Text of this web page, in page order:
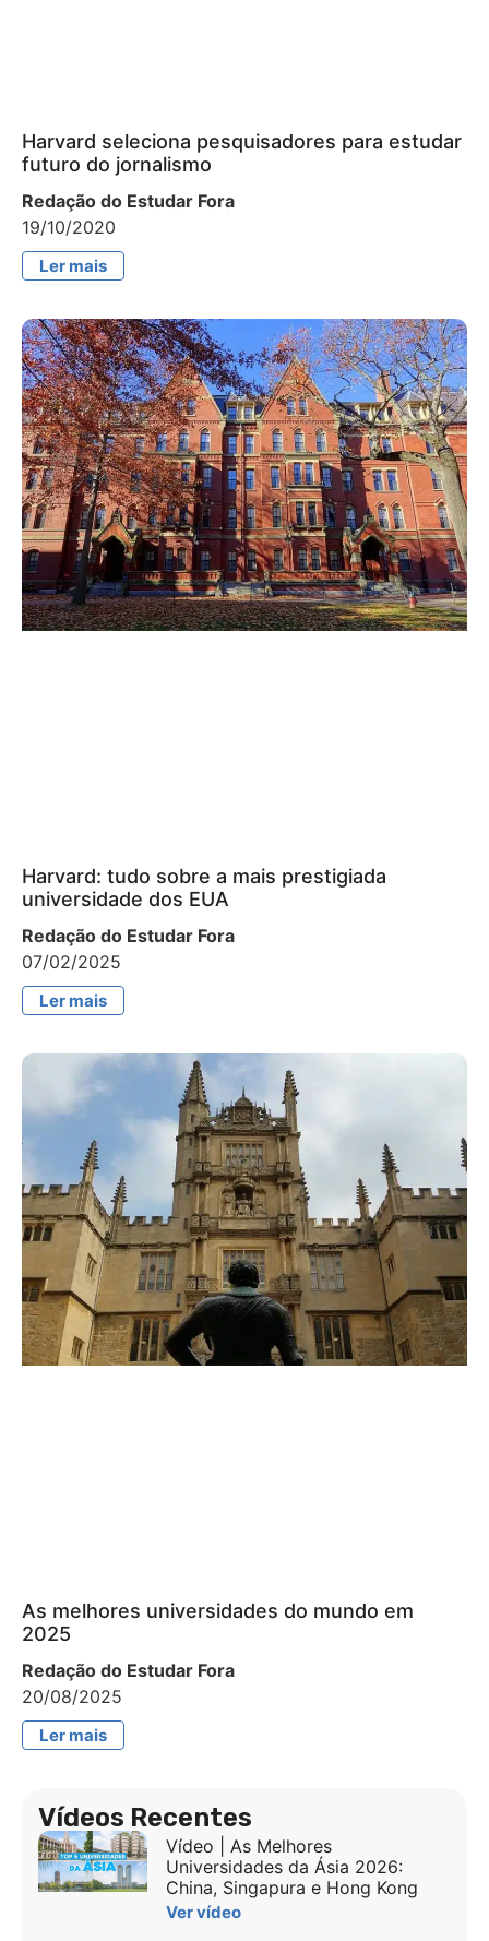
Harvard seleciona pesquisadores para estudar
futuro do jornalismo
Redação do Estudar Fora
19/10/2020
Ler mais
Harvard: tudo sobre a mais prestigiada
universidade dos EUA
Redação do Estudar Fora
07/02/2025
Ler mais
As melhores universidades do mundo em
2025
Redação do Estudar Fora
20/08/2025
Ler mais
Vídeos Recentes
Vídeo | As Melhores
Universidades da Ásia 2026:
China, Singapura e Hong Kong
Ver vídeo